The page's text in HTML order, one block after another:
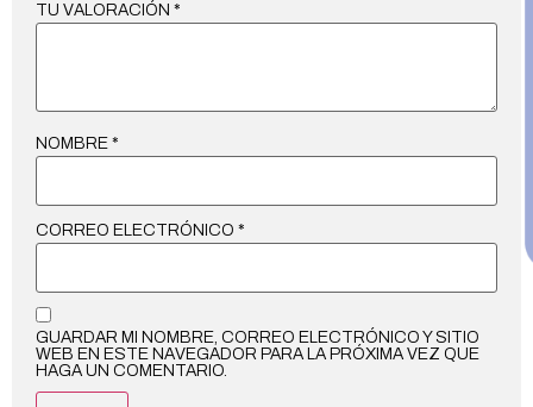
TU VALORACIÓN *
NOMBRE *
CORREO ELECTRÓNICO *
GUARDAR MI NOMBRE, CORREO ELECTRÓNICO Y SITIO
WEB EN ESTE NAVEGADOR PARA LA PRÓXIMA VEZ QUE
HAGA UN COMENTARIO.